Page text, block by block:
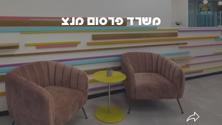
משרד פרסום מנצ